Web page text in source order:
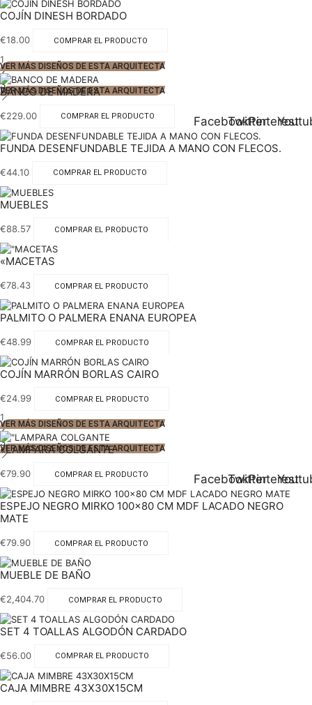
COJÍN DINESH BORDADO
€18.00 COMPRAR EL PRODUCTO
1
2
3
FacebookTwitterPinterest
VER MÁS DISEÑOS DE ESTA ARQUITECTA
VER MÁS DISEÑOS DE ESTA ARQUITECTA
BANCO DE MADERA
€229.00 COMPRAR EL PRODUCTO
FUNDA DESENFUNDABLE TEJIDA A MANO CON FLECOS.
€44.10 COMPRAR EL PRODUCTO
MUEBLES
€88.57 COMPRAR EL PRODUCTO
«MACETAS
€78.43 COMPRAR EL PRODUCTO
PALMITO O PALMERA ENANA EUROPEA
€48.99 COMPRAR EL PRODUCTO
COJÍN MARRÓN BORLAS CAIRO
€24.99 COMPRAR EL PRODUCTO
1
2
3
FacebookTwitterPinterest
VER MÁS DISEÑOS DE ESTA ARQUITECTA
VER MÁS DISEÑOS DE ESTA ARQUITECTA
«LAMPARA COLGANTE
€79.90 COMPRAR EL PRODUCTO
ESPEJO NEGRO MIRKO 100×80 CM MDF LACADO NEGRO
MATE
€79.90 COMPRAR EL PRODUCTO
MUEBLE DE BAÑO
€2,404.70 COMPRAR EL PRODUCTO
SET 4 TOALLAS ALGODÓN CARDADO
€56.00 COMPRAR EL PRODUCTO
CAJA MIMBRE 43X30X15CM